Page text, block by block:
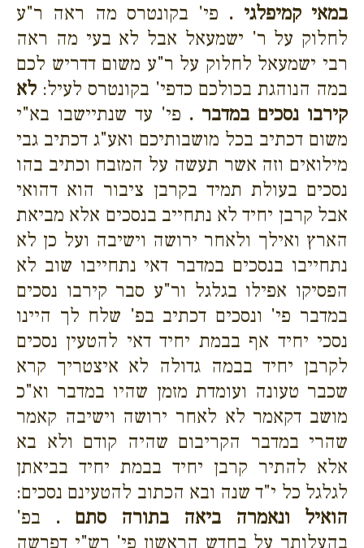
במאי קמיפלגי . פי' בקונטרס מה ראה ר"ע
לחלוק על ר' ישמעאל אבל לא בעי מה ראה
רבי ישמעאל לחלוק על ר"ע משום דדריש לכם
במה הנוהגת בכולכם כדפי' בקונטרס לעיל: לא
קירבו נסכים במדבר . פי' עד שנתיישבו בא"י
משום דכתיב בכל מושבותיכם ואע"ג דכתיב גבי
מילואים וזה אשר תעשה על המזבח וכתיב בהו
נסכים בעולת תמיד בקרבן ציבור הוא דהואי
אבל קרבן יחיד לא נתחייב בנסכים אלא מביאת
הארץ ואילך ולאחר ירושה וישיבה ועל כן לא
נתחייבו בנסכים במדבר דאי נתחייבו שוב לא
הפסיקו אפילו בגלגל ור"ע סבר קירבו נסכים
במדבר פי' ונסכים דכתיב בפ' שלח לך היינו
נסכי יחיד אף בבמת יחיד דאי להטעין נסכים
לקרבן יחיד בבמה גדולה לא איצטריך קרא
שכבר טעונה ועומדת מזמן שהיו במדבר וא"כ
מושב דקאמר לא לאחר ירושה וישיבה קאמר
שהרי במדבר הקריבום שהיה קודם ולא בא
אלא להתיר קרבן יחיד בבמת יחיד בביאתן
לגלגל כל י"ד שנה ובא הכתוב להטעינם נסכים:
הואיל ונאמרה ביאה בתורה סתם . בפ'
בהעלותך על בחדש הראשון פי' רש"י דפרשה